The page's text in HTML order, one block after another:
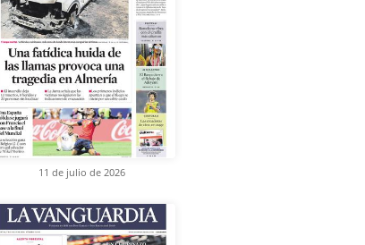
11 de julio de 2026